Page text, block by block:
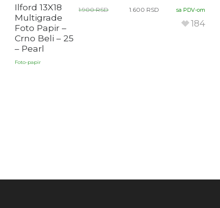
Ilford 13X18
Multigrade
Foto Papir –
Crno Beli – 25
– Pearl
Foto-papir
1.900RSD 1.600 RSD sa PDV-om
184